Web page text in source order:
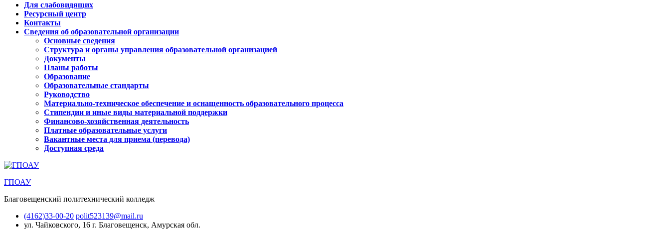
Для слабовидящих
Ресурсный центр
Контакты
Сведения об образовательной организации
Основные сведения
Структура и органы управления образовательной организацией
Документы
Планы работы
Образование
Образовательные стандарты
Руководство
Материально-техническое обеспечение и оснащенность образовательного процесса
Стипендии и иные виды материальной поддержки
Финансово-хозяйственная деятельность
Платные образовательные услуги
Вакантные места для приема (перевода)
Доступная среда
ГПОАУ
Благовещенский политехнический колледж
(4162)33-00-20 polit523139@mail.ru
ул. Чайковского, 16 г. Благовещенск, Амурская обл.